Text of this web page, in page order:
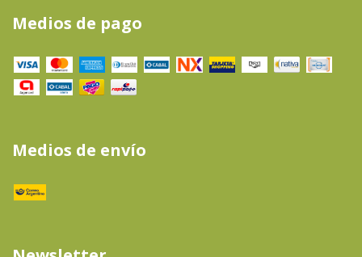
Medios de pago
Medios de envío